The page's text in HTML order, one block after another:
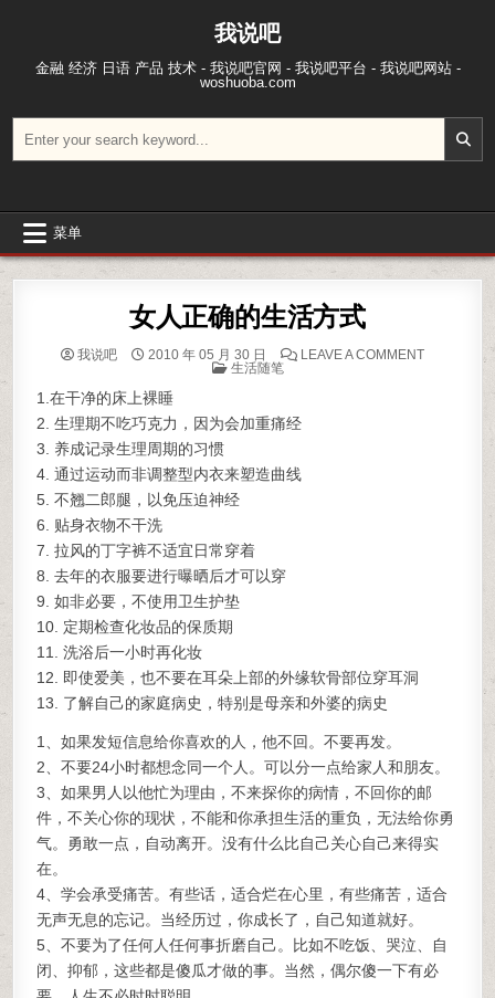
我说吧
金融 经济 日语 产品 技术 - 我说吧官网 - 我说吧平台 - 我说吧网站 -
woshuoba.com
菜单
女人正确的生活方式
我说吧 2010 年 05 月 30 日 LEAVE A COMMENTON 女人正
POSTED IN
生活随笔
1.在干净的床上裸睡
2. 生理期不吃巧克力，因为会加重痛经
3. 养成记录生理周期的习惯
4. 通过运动而非调整型内衣来塑造曲线
5. 不翘二郎腿，以免压迫神经
6. 贴身衣物不干洗
7. 拉风的丁字裤不适宜日常穿着
8. 去年的衣服要进行曝晒后才可以穿
9. 如非必要，不使用卫生护垫
10. 定期检查化妆品的保质期
11. 洗浴后一小时再化妆
12. 即使爱美，也不要在耳朵上部的外缘软骨部位穿耳洞
13. 了解自己的家庭病史，特别是母亲和外婆的病史
1、如果发短信息给你喜欢的人，他不回。不要再发。
2、不要24小时都想念同一个人。可以分一点给家人和朋友。
3、如果男人以他忙为理由，不来探你的病情，不回你的邮
件，不关心你的现状，不能和你承担生活的重负，无法给你勇
气。勇敢一点，自动离开。没有什么比自己关心自己来得实
在。
4、学会承受痛苦。有些话，适合烂在心里，有些痛苦，适合
无声无息的忘记。当经历过，你成长了，自己知道就好。
5、不要为了任何人任何事折磨自己。比如不吃饭、哭泣、自
闭、抑郁，这些都是傻瓜才做的事。当然，偶尔傻一下有必